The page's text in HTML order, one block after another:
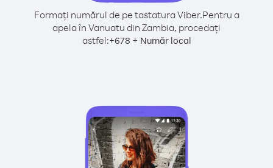
Formați numărul de pe tastatura Viber.Pentru a
apela în Vanuatu din Zambia, procedați
astfel:+678 + Număr local